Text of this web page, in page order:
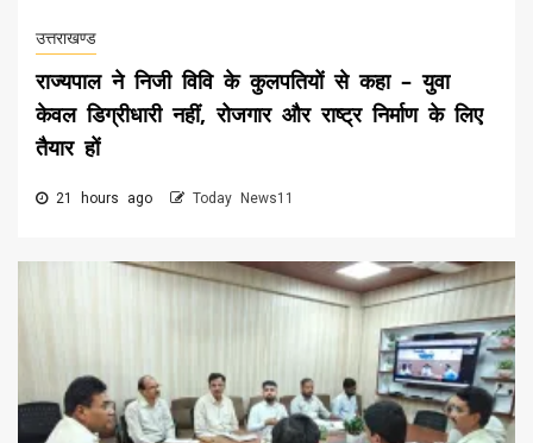
उत्तराखण्ड
राज्यपाल ने निजी विवि के कुलपतियों से कहा – युवा
केवल डिग्रीधारी नहीं, रोजगार और राष्ट्र निर्माण के लिए
तैयार हों
21 hours ago Today News11